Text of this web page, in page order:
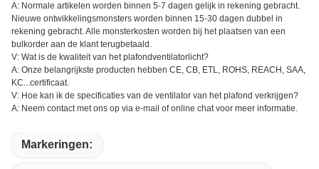
A: Normale artikelen worden binnen 5-7 dagen gelijk in rekening gebracht.
Nieuwe ontwikkelingsmonsters worden binnen 15-30 dagen dubbel in
rekening gebracht. Alle monsterkosten worden bij het plaatsen van een
bulkorder aan de klant terugbetaald.
V: Wat is de kwaliteit van het plafondventilatorlicht?
A: Onze belangrijkste producten hebben CE, CB, ETL, ROHS, REACH, SAA,
KC...certificaat.
V: Hoe kan ik de specificaties van de ventilator van het plafond verkrijgen?
A: Neem contact met ons op via e-mail of online chat voor meer informatie.
Markeringen: